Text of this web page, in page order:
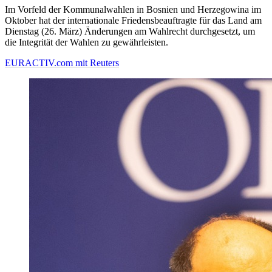
Im Vorfeld der Kommunalwahlen in Bosnien und Herzegowina im
Oktober hat der internationale Friedensbeauftragte für das Land am
Dienstag (26. März) Änderungen am Wahlrecht durchgesetzt, um
die Integrität der Wahlen zu gewährleisten.
EURACTIV.com mit Reuters